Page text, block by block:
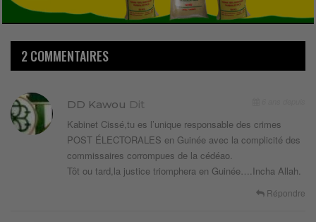
2 COMMENTAIRES
DD Kawou Dit
Kabinet Cissé,tu es l’unique responsable des crimes
POST ÉLECTORALES en Guinée avec la complicité des
commissaires corrompues de la cédéao.
Tôt ou tard,la justice triomphera en Guinée….Incha Allah.
Répondre